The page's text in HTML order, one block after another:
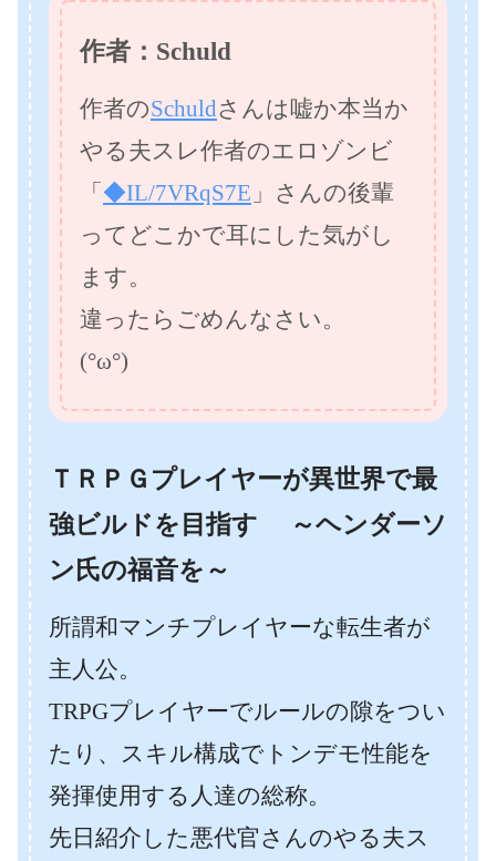
作者：Schuld
作者のSchuldさんは嘘か本当か
やる夫スレ作者のエロゾンビ
「 ◆IL/7VRqS7E 」さんの後輩
ってどこかで耳にした気がし
ます。
違ったらごめんなさい。
(°ω°)
ＴＲＰＧプレイヤーが異世界で最
強ビルドを目指す ～ヘンダーソ
ン氏の福音を～
所謂和マンチプレイヤーな転生者が
主人公。
TRPGプレイヤーでルールの隙をつい
たり、スキル構成でトンデモ性能を
発揮使用する人達の総称。
先日紹介した悪代官さんのやる夫ス